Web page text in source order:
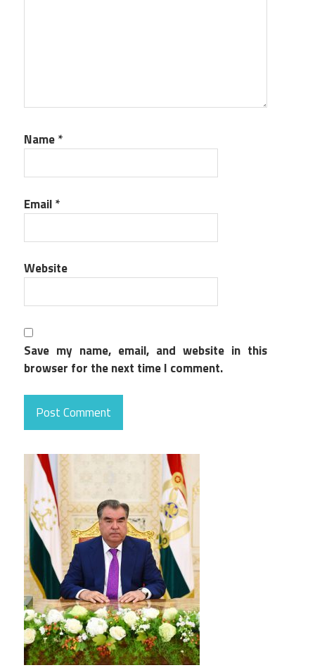
Name*
Email*
Website
Save my name, email, and website in this
browser for the next time I comment.